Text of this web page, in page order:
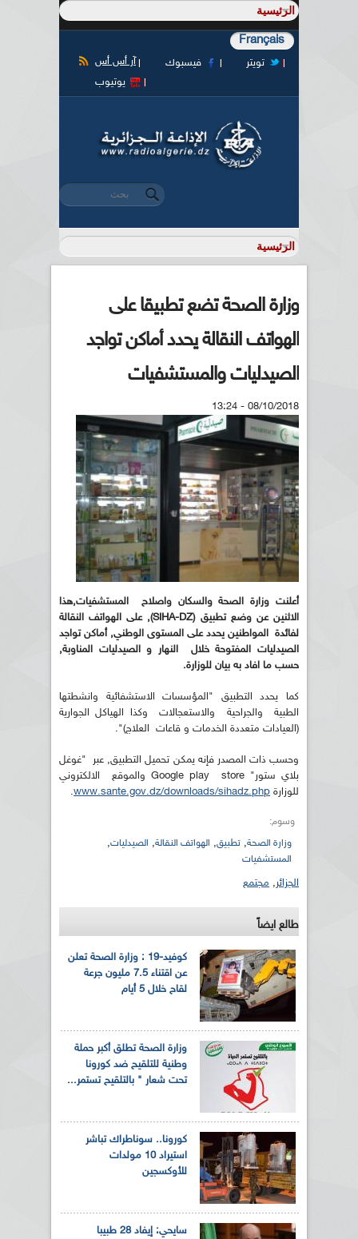
Français
آر أس أس فيسبوك
تويتر
يوتيوب
استمارة البحث
‏بحث ‏
وزارة الصحة تضع تطبيقا على
الهواتف النقالة يحدد أماكن تواجد
الصيدليات والمستشفيات
08/10/2018 - 13:24
أعلنت وزارة الصحة والسكان واصلاح المستشفيات,هذا
الاثنين عن وضع تطبيق (SIHA-DZ), على الهواتف النقالة
لفائدة المواطنين يحدد على المستوى الوطني, أماكن تواجد
الصيدليات المفتوحة خلال النهار و الصيدليات المناوبة,
حسب ما افاد به بيان للوزارة.
كما يحدد التطبيق "المؤسسات الاستشفائية وانشطتها
الطبية والجراحية والاستعجالات وكذا الهياكل الجوارية
(العيادات متعددة الخدمات و قاعات العلاج)".
وحسب ذات المصدر فإنه يمكن تحميل التطبيق, عبر "غوغل
بلاي ستور" Google play store والموقع الالكتروني
للوزارة www.sante.gov.dz/downloads/sihadz.php
.
وسوم:
وزارة الصحة, تطبيق, الهواتف النقالة, الصيدليات,
المستشفيات
الجزائر, مجتمع
طالع ايضاً
كوفيد-19 : وزارة الصحة تعلن
عن اقتناء 7.5 مليون جرعة
لقاح خلال 5 أيام
وزارة الصحة تطلق أكبر حملة
وطنية للتلقيح ضد كورونا
تحت شعار " بالتلقيح تستمر...
كورونا.. سوناطراك تباشر
استيراد 10 مولدات
للأوكسجين
سايحي: إيفاد 28 طبيبا